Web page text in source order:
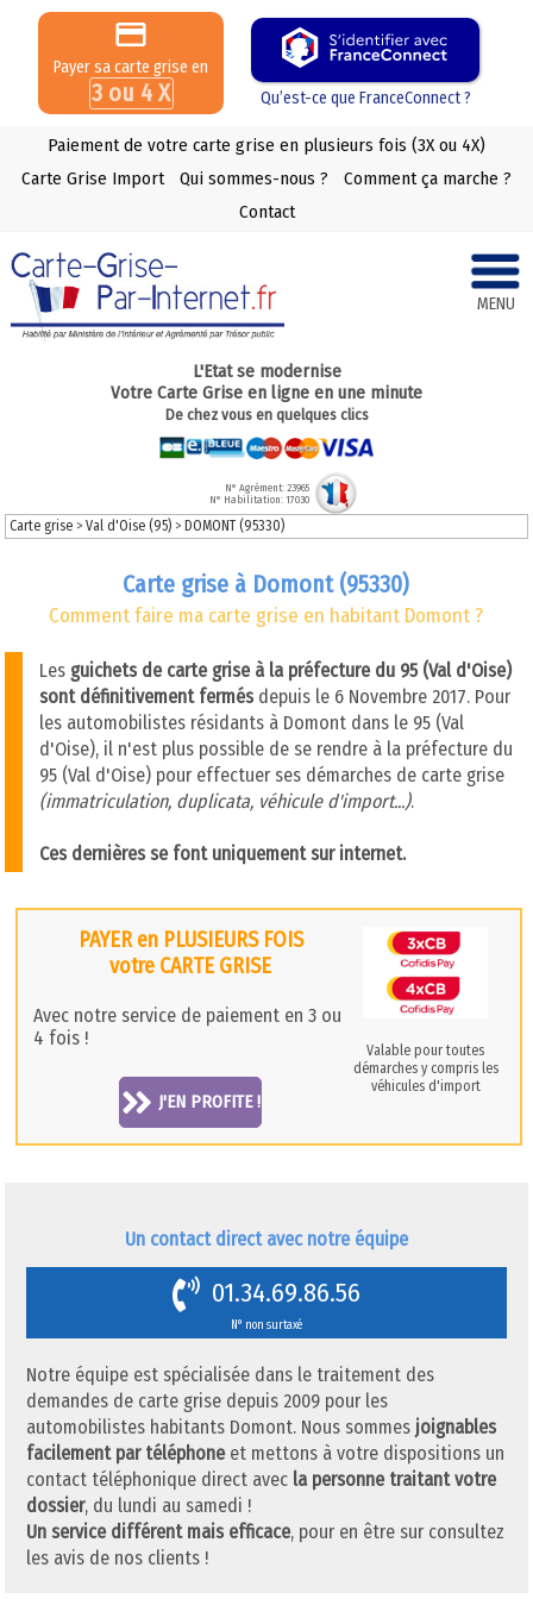
Payer sa carte grise en
3 ou 4 X Qu’est-ce que FranceConnect ?
Paiement de votre carte grise en plusieurs fois (3X ou 4X)
Carte Grise Import
Qui sommes-nous ?
Comment ça marche ?
Contact
MENU
L'Etat se modernise
Votre Carte Grise en ligne en une minute
De chez vous en quelques clics
N° Agrément: 23965
N° Habilitation: 17030
Carte grise >Val d'Oise (95)> DOMONT (95330)
Carte grise à Domont (95330)
Comment faire ma carte grise en habitant Domont ?
Les guichets de carte grise à la préfecture du 95 (Val d'Oise)
sont définitivement fermésdepuis le 6 Novembre 2017. Pour
les automobilistes résidants à Domont dans le 95 (Val
d'Oise), il n'est plus possible de se rendre à la préfecture du
95 (Val d'Oise) pour effectuer ses démarches de carte grise
(immatriculation, duplicata, véhicule d'import...).
Ces dernières se font uniquement sur internet.
PAYER en PLUSIEURS FOIS
votre CARTE GRISE
Avec notre service de paiement en 3 ou
4 fois !
J'EN PROFITE !
Valable pour toutes
démarches y compris les
véhicules d'import
Un contact direct avec notre équipe
01.34.69.86.56
N° non surtaxé
Notre équipe est spécialisée dans le traitement des
demandes de carte grise depuis 2009 pour les
automobilistes habitants Domont. Nous sommes joignables
facilement par téléphone et mettons à votre dispositions un
contact téléphonique direct avec la personne traitant votre
dossier, du lundi au samedi !
Un service différent mais efficace, pour en être sur consultez
les avis de nos clients !